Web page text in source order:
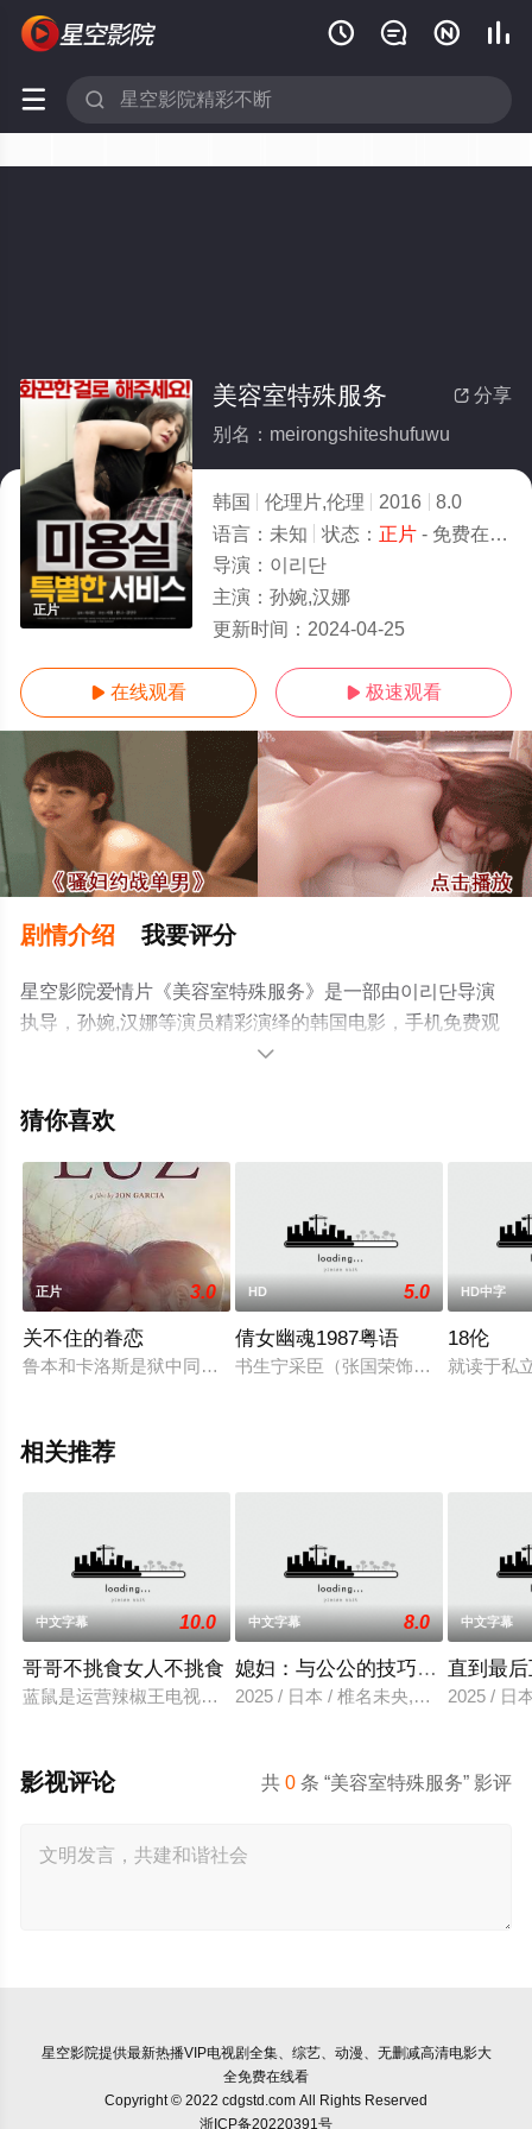
   
 
正片
 分享
美容室特殊服务
别名：meirongshiteshufuwu
韩国 伦理片,伦理 2016
8.0
语言： 未知 状态： 正片- 免费在线观看
导演： 이리단
主演： 孙婉,汉娜
更新时间： 2024-04-25
 在线观看  极速观看
剧情介绍 我要评分
星空影院爱情片《美容室特殊服务》是一部由이리단导演
执导，孙婉,汉娜等演员精彩演绎的韩国电影，手机免费观
看高清未删减完整版电影大全就上星空影视，更多相关信

猜你喜欢
正片 3.0
关不住的眷恋
鲁本和卡洛斯是狱中同窗。当鲁本还在努力摸清监狱生活中的条
HD 5.0
倩女幽魂1987粤语
书生宁采臣（张国荣饰）收账不成，
HD中字
18伦
就读于私
相关推荐
中文字幕 10.0
哥哥不挑食女人不挑食
蓝鼠是运营辣椒王电视的youtube的创作者。虽然蓝鼠是拥有很多
中文字幕 8.0
媳妇：与公公的技巧相遇的那天
2025 / 日本 / 椎名未央,彩奈莉娜,京本
中文字幕
直到最
2025 / 日
共0 条 “美容室特殊服务” 影评
影视评论
星空影院提供最新热播VIP电视剧全集、综艺、动漫、无删减高清电影大
全免费在线看
Copyright © 2022 cdgstd.com All Rights Reserved
浙ICP备20220391号